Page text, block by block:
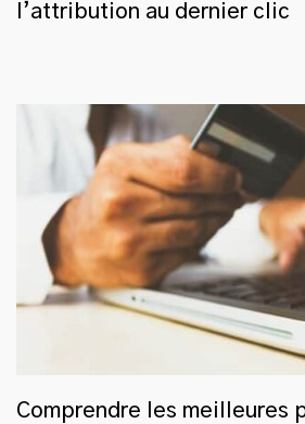
l’attribution au dernier clic
Comprendre les meilleures